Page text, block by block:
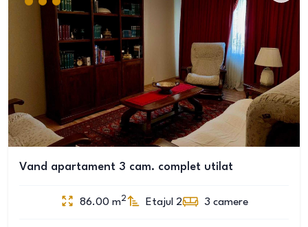
Vand apartament 3 cam. complet utilat
86.00 m2 Etajul 2 3 camere